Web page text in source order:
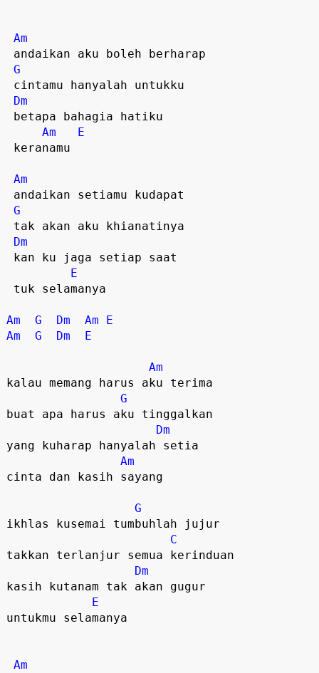
Am
G
Dm
Am
E
Am
G
Dm
E
Am G Dm Am
E
Am
G Dm E
Am
kalau memang harus aku terima
G
buat apa harus aku tinggalkan
Dm
yang kuharap hanyalah setia
Am
cinta dan kasih sayang
G
ikhlas kusemai tumbuhlah jujur
C
takkan terlanjur semua kerinduan
Dm
kasih kutanam tak akan gugur
E
untukmu selamanya
Am